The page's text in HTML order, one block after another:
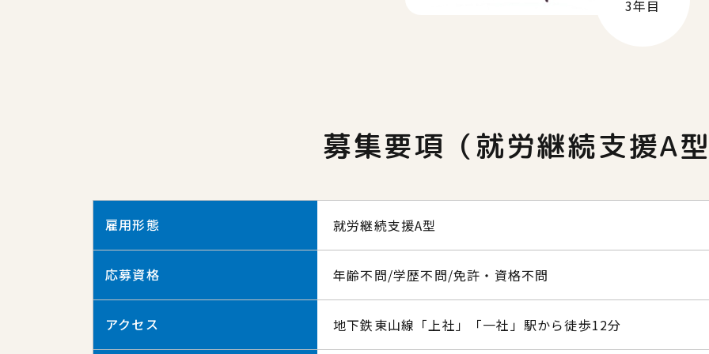
3年目
募集要項 （就労継続支援A
雇用形態 就労継続支援A型
応募資格 年齢不問/学歴不問/免許・資格不問
アクセス 地下鉄東山線「上社」「一社」駅から徒歩12分